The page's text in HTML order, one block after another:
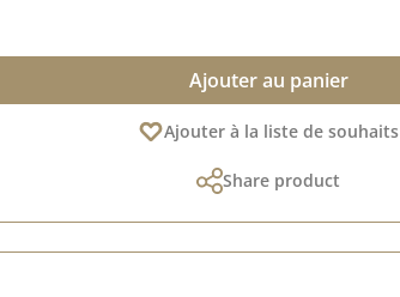
Ajouter au panier
Ajouter à la liste de souhaits
Share product